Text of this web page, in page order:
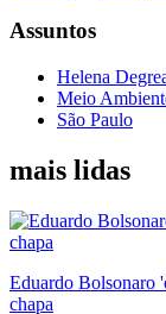
Assuntos
Helena
Meio
São Paulo
mais lidas
Eduardo Bolsonaro
chapa